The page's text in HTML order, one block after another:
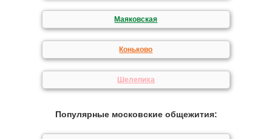
Маяковская
Коньково
Шелепиха
Популярные московские общежития: